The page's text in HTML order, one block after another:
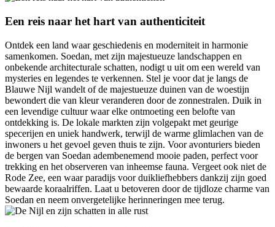
Een reis naar het hart van authenticiteit
Ontdek een land waar geschiedenis en moderniteit in harmonie
samenkomen. Soedan, met zijn majestueuze landschappen en
onbekende architecturale schatten, nodigt u uit om een wereld van
mysteries en legendes te verkennen. Stel je voor dat je langs de
Blauwe Nijl wandelt of de majestueuze duinen van de woestijn
bewondert die van kleur veranderen door de zonnestralen. Duik in
een levendige cultuur waar elke ontmoeting een belofte van
ontdekking is. De lokale markten zijn volgepakt met geurige
specerijen en uniek handwerk, terwijl de warme glimlachen van de
inwoners u het gevoel geven thuis te zijn. Voor avonturiers bieden
de bergen van Soedan adembenemend mooie paden, perfect voor
trekking en het observeren van inheemse fauna. Vergeet ook niet de
Rode Zee, een waar paradijs voor duikliefhebbers dankzij zijn goed
bewaarde koraalriffen. Laat u betoveren door de tijdloze charme van
Soedan en neem onvergetelijke herinneringen mee terug.